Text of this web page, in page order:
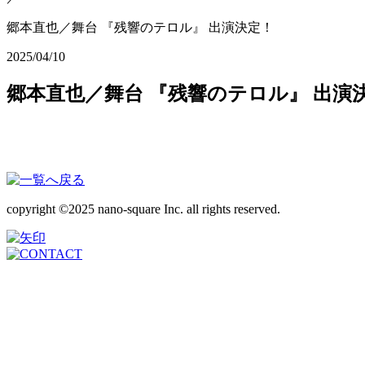
郷本直也／舞台 『残響のテロル』 出演決定！
2025/04/10
郷本直也／舞台 『残響のテロル』 出演
copyright ©2025 nano-square Inc. all rights reserved.